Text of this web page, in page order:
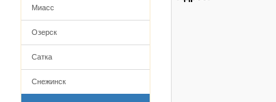
Миасс
Озерск
Сатка
Снежинск